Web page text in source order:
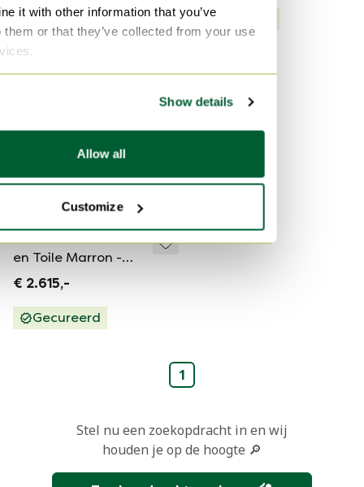
it with other information that you’ve
them or that they’ve collected from your use
Show details
Allow all
Customize
Gecureerd Gecureerd
en Toile Marron -
100965
€ 2.615,-
Gecureerd
1
Stel nu een zoekopdracht in en wij
houden je op de hoogte 🔎